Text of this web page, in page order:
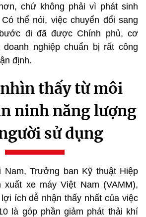
chứ không phải vì phát sinh
thể nói, việc chuyển đổi sang
đi đã được Chính phủ, cơ
nghiệp chuẩn bị rất công
định.
thấy từ môi
ninh năng lượng
sử dụng
Nam, Trưởng ban Kỹ thuật Hiệp
xuất xe máy Việt Nam (VAMM),
ích dễ nhận thấy nhất của việc
là góp phần giảm phát thải khí